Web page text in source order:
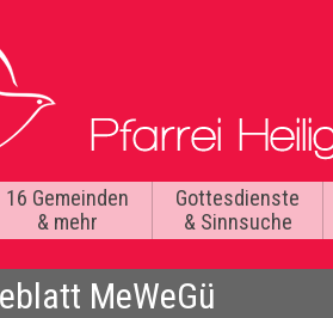
16 Gemeinden
& mehr
Gottesdienste
& Sinnsuche
MeWeGü